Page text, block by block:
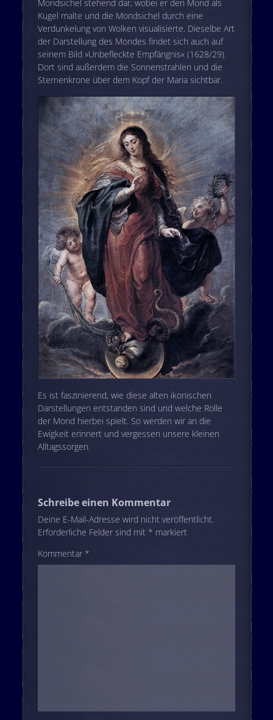
Mondsichel stehend dar, wobei er den Mond als
Kugel malte und die Mondsichel durch eine
Verdunkelung von Wolken visualisierte. Dieselbe Art
der Darstellung des Mondes findet sich auch auf
seinem Bild »Unbefleckte Empfängnis« (1628/29).
Dort sind außerdem die Sonnenstrahlen und die
Sternenkrone über dem Kopf der Maria sichtbar.
Es ist faszinierend, wie diese alten ikonischen
Darstellungen entstanden sind und welche Rolle
der Mond hierbei spielt. So werden wir an die
Ewigkeit erinnert und vergessen unsere kleinen
Alltagssorgen.
Schreibe einen Kommentar
Deine E-Mail-Adresse wird nicht veröffentlicht.
Erforderliche Felder sind mit * markiert
Kommentar *